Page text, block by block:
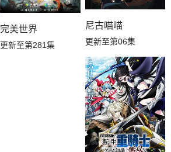
完美世界
更新至第281集
尼古喵喵
更新至第06集